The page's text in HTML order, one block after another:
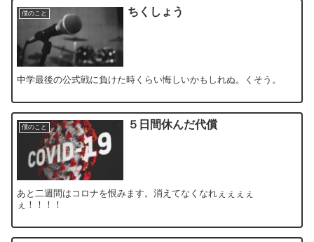
僕のこと ちくしょう
中学最後の公式戦に負けた時くらい悔しいかもしれぬ。くそう。
僕のこと ５日間休んだ代償
あと二週間はコロナを恨みます。消えてなくなれぇぇぇぇ
ぇ！！！！